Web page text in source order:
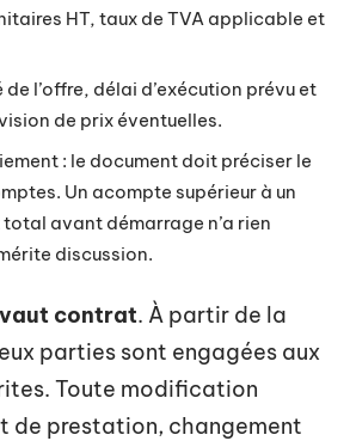
HT, taux de TVA applicable et
l’offre, délai d’exécution prévu et
de prix éventuelles.
: le document doit préciser le
Un acompte supérieur à un
avant démarrage n’a rien
discussion.
vaut contrat. À partir de la
parties sont engagées aux
Toute modification
de prestation, changement